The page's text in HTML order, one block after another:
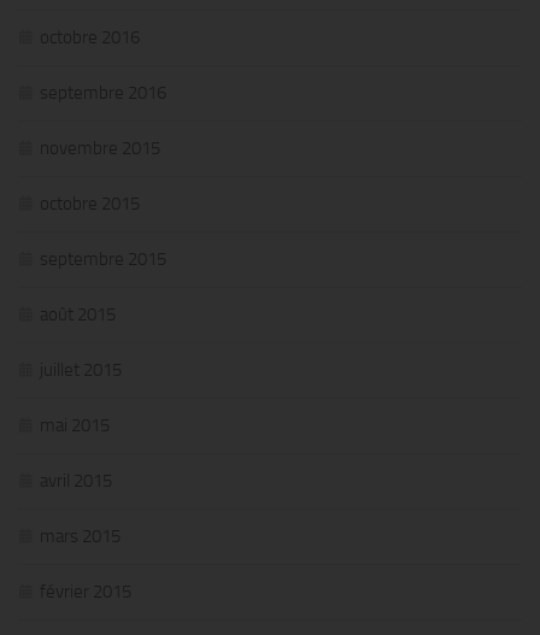
octobre 2016
septembre 2016
novembre 2015
octobre 2015
septembre 2015
août 2015
juillet 2015
mai 2015
avril 2015
mars 2015
février 2015